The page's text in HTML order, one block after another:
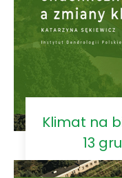
Klimat na
13